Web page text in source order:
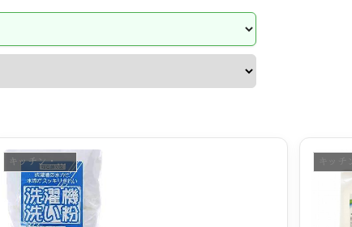
キッチン・おそうじ・お洗濯（カテゴリー一覧）